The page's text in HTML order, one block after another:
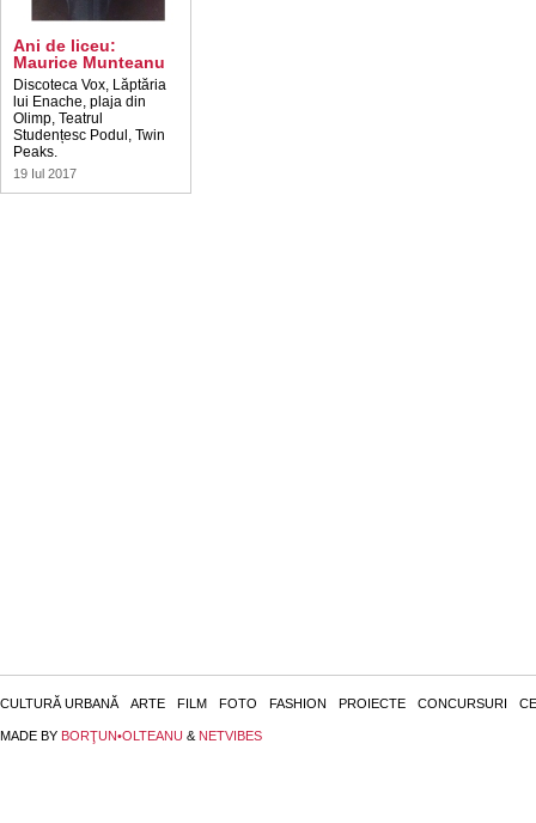
Ani de liceu:
Maurice Munteanu
Discoteca Vox, Lăptăria
lui Enache, plaja din
Olimp, Teatrul
Studențesc Podul, Twin
Peaks.
19 Iul 2017
CULTURĂ URBANĂ ARTE FILM FOTO FASHION PROIECTE CONCURSURI
MADE BY BORŢUN•OLTEANU & NETVIBES